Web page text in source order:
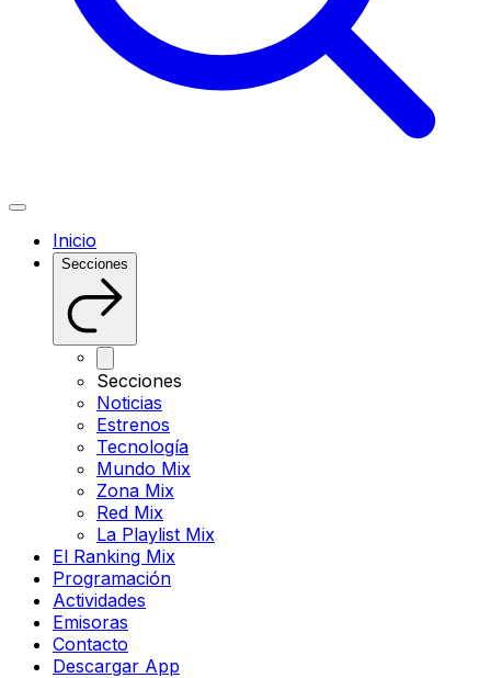
Inicio
Secciones
Secciones
Noticias
Estrenos
Tecnología
Mundo Mix
Zona Mix
Red Mix
La Playlist Mix
El Ranking Mix
Programación
Actividades
Emisoras
Contacto
Descargar App